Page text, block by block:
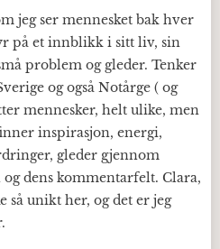
jeg ser mennesket bak hver
på et innblikk i sitt liv, sin
problem og gleder. Tenker
og også Notårge ( og
mennesker, helt ulike, men
inspirasjon, energi,
gleder gjennom
dens kommentarfelt. Clara,
så unikt her, og det er jeg